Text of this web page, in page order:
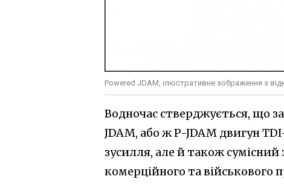
Powered JDAM, ілюстративне зображення з
Водночас стверджується, що
JDAM, або ж P-JDAM двигун
зусилля, але й також сумісний
комерційного та військового